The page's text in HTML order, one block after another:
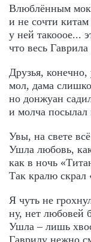
Влюблённым
и не сочти китам
у ней такооое...
что весь
Друзья, конечно,
мол, дама
но донжуан
и молча посылал
Увы, на свете
Ушла любовь,
как в ночь
Так кралю скрал
Я чуть не
ну, нет любовей
Ушла – лишь
Гаврилу нежно